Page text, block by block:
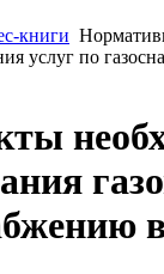
книги
услуг по